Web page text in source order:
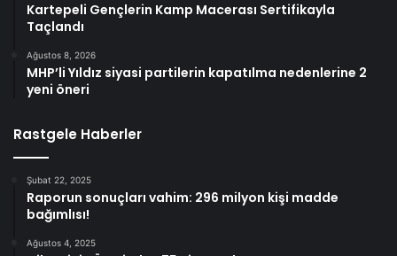
Kartepeli Gençlerin Kamp Macerası Sertifikayla
Taçlandı
Ağustos 8, 2026
MHP’li Yıldız siyasi partilerin kapatılma nedenlerine 2
yeni öneri
Rastgele Haberler
Şubat 22, 2025
Raporun sonuçları vahim: 296 milyon kişi madde
bağımlısı!
Ağustos 4, 2025